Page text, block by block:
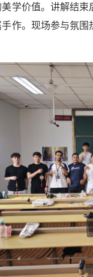
学价值。讲解结束
作。现场参与氛